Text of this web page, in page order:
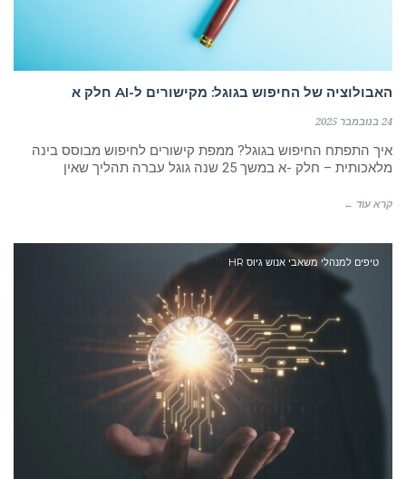
האבולוציה של החיפוש בגוגל: מקישורים ל-AI חלק א
24 בנובמבר 2025
איך התפתח החיפוש בגוגל? ממפת קישורים לחיפוש מבוסס בינה
מלאכותית – חלק -א במשך 25 שנה גוגל עברה תהליך שאין
קרא עוד ←
טיפים למנהלי משאבי אנוש גיוס HR